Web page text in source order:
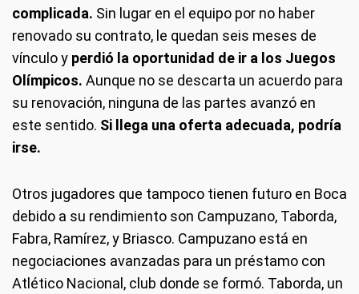
complicada. Sin lugar en el equipo por no haber
renovado su contrato, le quedan seis meses de
vínculo y perdió la oportunidad de ir a los Juegos
Olímpicos. Aunque no se descarta un acuerdo para
su renovación, ninguna de las partes avanzó en
este sentido. Si llega una oferta adecuada, podría
irse.
Otros jugadores que tampoco tienen futuro en Boca
debido a su rendimiento son Campuzano, Taborda,
Fabra, Ramírez, y Briasco. Campuzano está en
negociaciones avanzadas para un préstamo con
Atlético Nacional, club donde se formó. Taborda, un